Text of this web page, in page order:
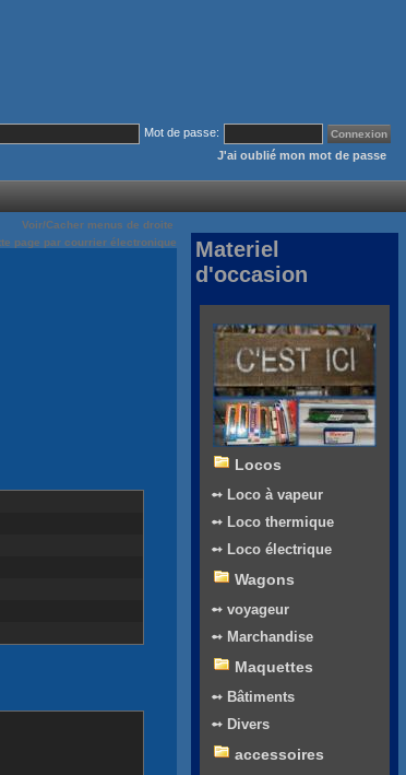
Mot de passe:
J'ai oublié mon mot de passe
Voir/Cacher menus de droite
page par courrier électronique
Materiel
d'occasion
Locos
➻ Loco à vapeur
➻ Loco thermique
➻ Loco électrique
Wagons
➻ voyageur
➻ Marchandise
Maquettes
➻ Bâtiments
➻ Divers
accessoires